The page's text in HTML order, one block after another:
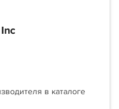
в каталоге